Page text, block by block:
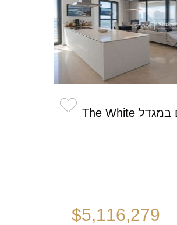
דירה עם נוף לים במגדל The White
$5,116,279